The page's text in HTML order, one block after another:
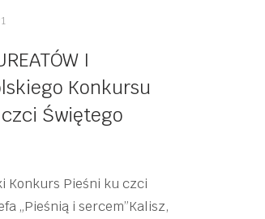
I
Konkursu
Świętego
Konkurs Pieśni ku czci
„Pieśnią i sercem”Kalisz,